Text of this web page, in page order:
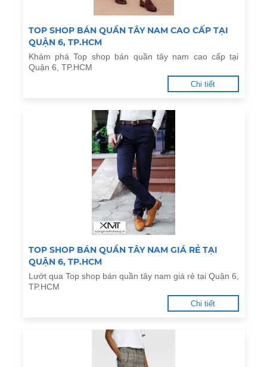
TOP SHOP BÁN QUẦN TÂY NAM CAO CẤP TẠI
QUẬN 6, TP.HCM
Khám phá Top shop bán quần tây nam cao cấp tại
Quận 6, TP.HCM
Chi tiết
TOP SHOP BÁN QUẦN TÂY NAM GIÁ RẺ TẠI
QUẬN 6, TP.HCM
Lướt qua Top shop bán quần tây nam giá rẻ tại Quận 6,
TP.HCM
Chi tiết